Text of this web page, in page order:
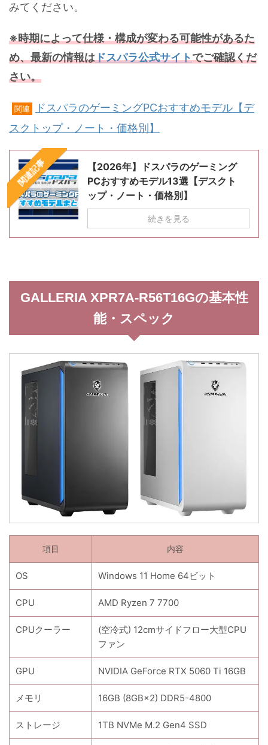
みてください。
※時期によって仕様・構成が変わる可能性があるた
め、最新の情報はドスパラ公式サイトでご確認くだ
さい。
関連
ドスパラのゲーミングPCおすすめモデル【デ
スクトップ・ノート・価格別】
関連記事
【2026年】ドスパラのゲーミング
PCおすすめモデル13選【デスクト
ップ・ノート・価格別】
続きを見る
GALLERIA XPR7A-R56T16Gの基本性
能・スペック
項目 内容
OS Windows 11 Home 64ビット
CPU AMD Ryzen 7 7700
CPUクーラー
(空冷式) 12cmサイドフロー大型CPU
ファン
GPU NVIDIA GeForce RTX 5060 Ti 16GB
メモリ 16GB (8GB×2) DDR5-4800
ストレージ 1TB NVMe M.2 Gen4 SSD